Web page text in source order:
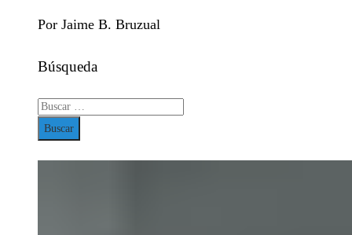
Por Jaime B. Bruzual
Búsqueda
Buscar: